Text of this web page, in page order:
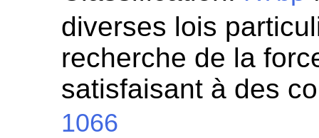
diverses lois
recherche de la
satisfaisant à des
1066